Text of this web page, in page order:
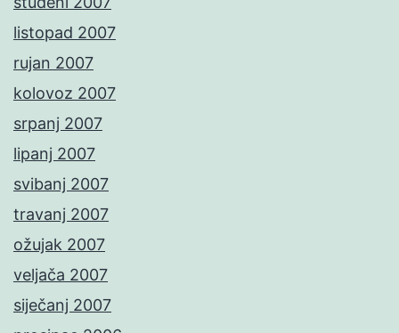
listopad 2007
rujan 2007
kolovoz 2007
srpanj 2007
lipanj 2007
svibanj 2007
travanj 2007
ožujak 2007
veljača 2007
siječanj 2007